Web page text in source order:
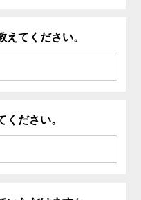
えてください。
ください。